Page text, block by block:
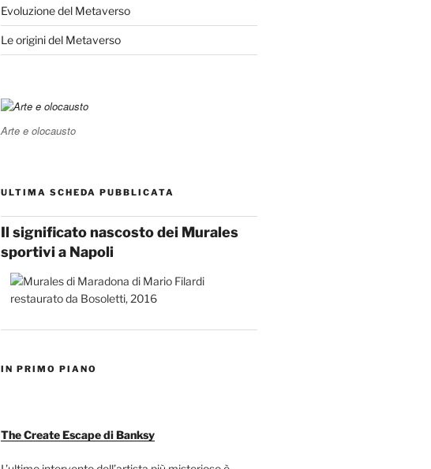
Evoluzione del Metaverso
Le origini del Metaverso
Arte e olocausto
ULTIMA SCHEDA PUBBLICATA
Il significato nascosto dei Murales
sportivi a Napoli
IN PRIMO PIANO
The Create Escape di Banksy